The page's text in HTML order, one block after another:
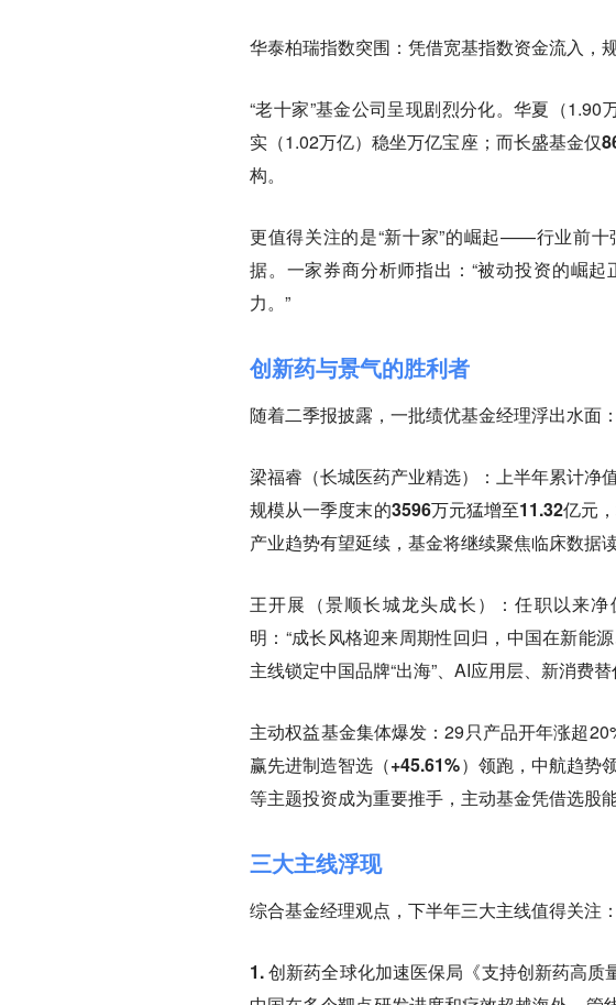
华泰柏瑞指数突围 ：凭借宽基指数资金流入，
“老十家”基金公司呈现剧烈分化。华夏（
实（1.02万亿）稳坐万亿宝座；而长盛基金仅
构。
更值得关注的是“新十家”的崛起——行业前十
据。一家券商分析师指出：“被动投资的崛起
力。”
创新药与景气的胜利者
随着二季报披露，一批绩优基金经理浮出水面：
梁福睿（长城医药产业精选） ：上半年累计净
规模从一季度末的3596万元猛增至11.32亿元
产业趋势有望延续 ，基金将继续聚焦临床数据
王开展（景顺长城龙头成长） ：任职以来
明：“成长风格迎来周期性回归 ，中国在新能
主线锁定中国品牌“出海”、AI应用层、新消费
主动权益基金集体爆发 ：29只产品开年涨超
赢先进制造智选（+45.61%）领跑，中航趋势
等主题投资成为重要推手，主动基金凭借选股
三大主线浮现
综合基金经理观点，下半年三大主线值得关注：
1. 创新药全球化加速医保局《支持创新药高质